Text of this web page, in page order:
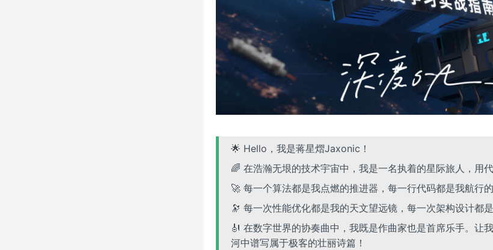
🌟 Hello，我是蒋星熠Jaxonic！
🌈 在浩瀚无垠的技术宇宙中，我是一名执着的星际旅人，用代
🚀 每一个算法都是我点燃的推进器，每一行代码都是我航行的
🔭 每一次性能优化都是我的天文望远镜，每一次架构设计都是
🎻 在数字世界的协奏曲中，我既是作曲家也是首席乐手。让
河中谱写属于极客的壮丽诗篇！